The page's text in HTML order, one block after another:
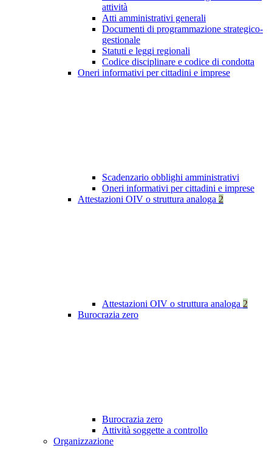
attività
Atti amministrativi generali
Documenti di programmazione strategico-
gestionale
Statuti e leggi regionali
Codice disciplinare e codice di condotta
Oneri informativi per cittadini e imprese
Scadenzario obblighi amministrativi
Oneri informativi per cittadini e imprese
Attestazioni OIV o struttura analoga 2
Attestazioni OIV o struttura analoga 2
Burocrazia zero
Burocrazia zero
Attività soggette a controllo
Organizzazione